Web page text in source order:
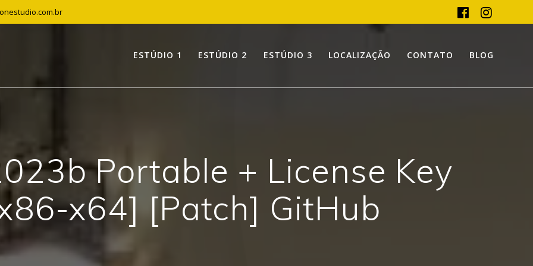
ESTÚDIO 1 ESTÚDIO 2 ESTÚDIO 3 LOCALIZAÇÃO CONTATO BLOG
Portable + License Key
x64] [Patch] GitHub